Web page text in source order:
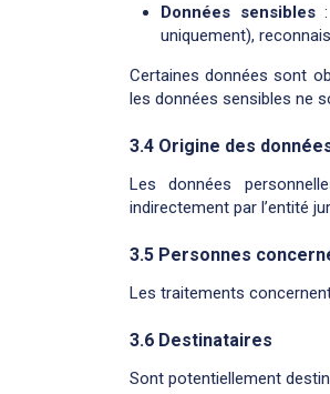
Données sensibles
uniquement),
Certaines données sont
les données sensibles ne
3.4 Origine des
Les données
indirectement par l’entité
3.5 Personnes
Les traitements
3.6 Destinataires
Sont potentiellement